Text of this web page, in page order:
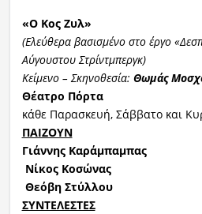
«Ο ΚοςΖυλ»
(Ελεύθερα βασισμένο στο έργο
Αύγουστου Στρίντμπεργκ)
Κείμενο – Σκηνοθεσία: Θωμάς
Θέατρο Πόρτα
κάθε Παρασκευή, Σάββατο και
ΠΑΙΖΟΥΝ
Γιάννης Καράμπαμπας
Νίκος Κοσώνας
Θεόβη Στύλλου
ΣΥΝΤΕΛΕΣΤΕΣ